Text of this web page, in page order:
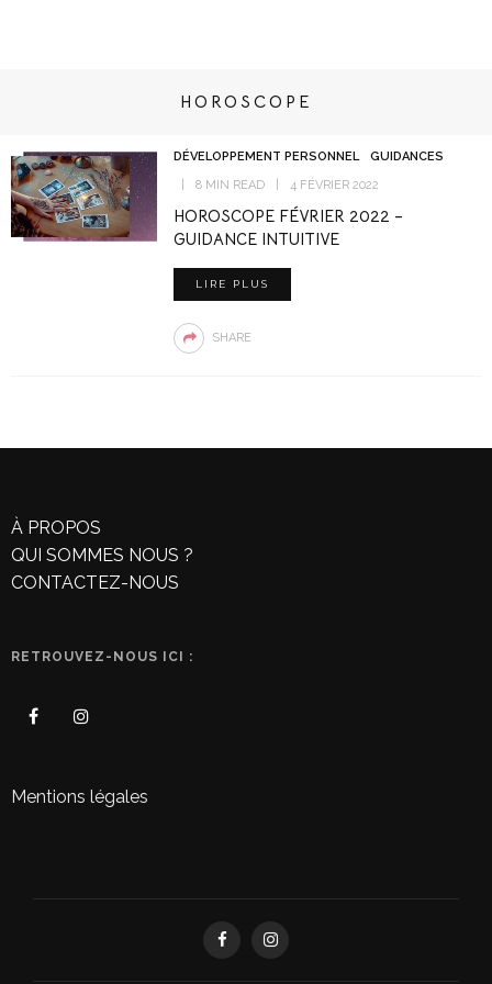
HOROSCOPE
DÉVELOPPEMENT PERSONNEL
GUIDANCES
8 MIN READ
4 FÉVRIER 2022
HOROSCOPE FÉVRIER 2022 –
GUIDANCE INTUITIVE
LIRE PLUS
SHARE
À PROPOS
QUI SOMMES NOUS ?
CONTACTEZ-NOUS
RETROUVEZ-NOUS ICI :
Mentions légales